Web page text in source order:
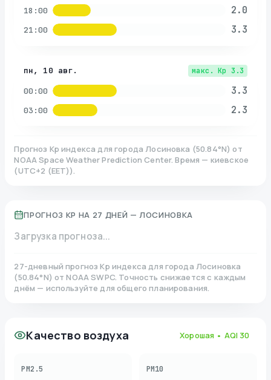
18:00 2.0
21:00 3.3
пн, 10 авг. макс. Kp 3.3
00:00 3.3
03:00 2.3
Прогноз Kp индекса для города Лосиновка (50.84°N)от
NOAA Space Weather Prediction Center. Время — киевское
(UTC+2 (EET)).
ПРОГНОЗ KP НА 27 ДНЕЙ — ЛОСИНОВКА
Загрузка прогноза...
27-дневный прогноз Kp индекса для города Лосиновка
(50.84°N)от NOAA SWPC. Точность снижается с каждым
днём — используйте для общего планирования.
Качество воздуха Хорошая • AQI 30
PM2.5 PM10